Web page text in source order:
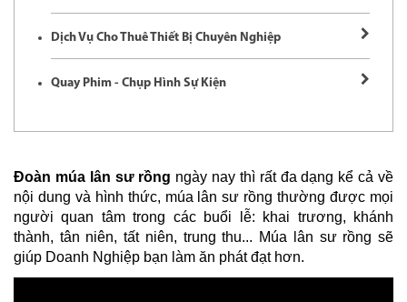
Dịch Vụ Cho Thuê Thiết Bị Chuyên Nghiệp
Quay Phim - Chụp Hình Sự Kiện
Đoàn múa lân sư rồng ngày nay thì rất đa dạng kể cả về
nội dung và hình thức, múa lân sư rồng thường được mọi
người quan tâm trong các buổi lễ: khai trương, khánh
thành, tân niên, tất niên, trung thu... Múa lân sư rồng sẽ
giúp Doanh Nghiệp bạn làm ăn phát đạt hơn.